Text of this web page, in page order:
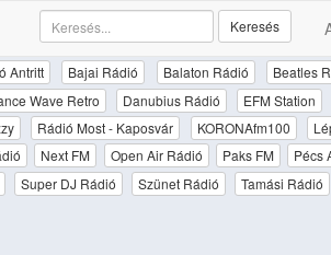
Keresés
Antritt Bajai Rádió Balaton Rádió Beatles
Wave Retro Danubius Rádió EFM Station
Rádió Most - Kaposvár KORONAfm100
Next FM Open Air Rádió Paks FM Pécs
Super DJ Rádió Szünet Rádió Tamási Rádió